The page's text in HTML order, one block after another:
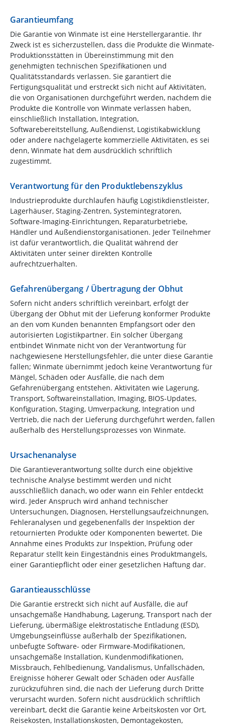
Garantieumfang
Die Garantie von Winmate ist eine Herstellergarantie. Ihr
Zweck ist es sicherzustellen, dass die Produkte die Winmate-
Produktionsstätten in Übereinstimmung mit den
genehmigten technischen Spezifikationen und
Qualitätsstandards verlassen. Sie garantiert die
Fertigungsqualität und erstreckt sich nicht auf Aktivitäten,
die von Organisationen durchgeführt werden, nachdem die
Produkte die Kontrolle von Winmate verlassen haben,
einschließlich Installation, Integration,
Softwarebereitstellung, Außendienst, Logistikabwicklung
oder andere nachgelagerte kommerzielle Aktivitäten, es sei
denn, Winmate hat dem ausdrücklich schriftlich
zugestimmt.
Verantwortung für den Produktlebenszyklus
Industrieprodukte durchlaufen häufig Logistikdienstleister,
Lagerhäuser, Staging-Zentren, Systemintegratoren,
Software-Imaging-Einrichtungen, Reparaturbetriebe,
Händler und Außendienstorganisationen. Jeder Teilnehmer
ist dafür verantwortlich, die Qualität während der
Aktivitäten unter seiner direkten Kontrolle
aufrechtzuerhalten.
Gefahrenübergang / Übertragung der Obhut
Sofern nicht anders schriftlich vereinbart, erfolgt der
Übergang der Obhut mit der Lieferung konformer Produkte
an den vom Kunden benannten Empfangsort oder den
autorisierten Logistikpartner. Ein solcher Übergang
entbindet Winmate nicht von der Verantwortung für
nachgewiesene Herstellungsfehler, die unter diese Garantie
fallen; Winmate übernimmt jedoch keine Verantwortung für
Mängel, Schäden oder Ausfälle, die nach dem
Gefahrenübergang entstehen. Aktivitäten wie Lagerung,
Transport, Softwareinstallation, Imaging, BIOS-Updates,
Konfiguration, Staging, Umverpackung, Integration und
Vertrieb, die nach der Lieferung durchgeführt werden, fallen
außerhalb des Herstellungsprozesses von Winmate.
Ursachenanalyse
Die Garantieverantwortung sollte durch eine objektive
technische Analyse bestimmt werden und nicht
ausschließlich danach, wo oder wann ein Fehler entdeckt
wird. Jeder Anspruch wird anhand technischer
Untersuchungen, Diagnosen, Herstellungsaufzeichnungen,
Fehleranalysen und gegebenenfalls der Inspektion der
retournierten Produkte oder Komponenten bewertet. Die
Annahme eines Produkts zur Inspektion, Prüfung oder
Reparatur stellt kein Eingeständnis eines Produktmangels,
einer Garantiepflicht oder einer gesetzlichen Haftung dar.
Garantieausschlüsse
Die Garantie erstreckt sich nicht auf Ausfälle, die auf
unsachgemäße Handhabung, Lagerung, Transport nach der
Lieferung, übermäßige elektrostatische Entladung (ESD),
Umgebungseinflüsse außerhalb der Spezifikationen,
unbefugte Software- oder Firmware-Modifikationen,
unsachgemäße Installation, Kundenmodifikationen,
Missbrauch, Fehlbedienung, Vandalismus, Unfallschäden,
Ereignisse höherer Gewalt oder Schäden oder Ausfälle
zurückzuführen sind, die nach der Lieferung durch Dritte
verursacht wurden. Sofern nicht ausdrücklich schriftlich
vereinbart, deckt die Garantie keine Arbeitskosten vor Ort,
Reisekosten, Installationskosten, Demontagekosten,